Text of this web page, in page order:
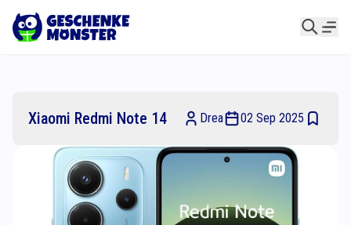
Xiaomi Redmi Note 14 Drea 02 Sep 2025